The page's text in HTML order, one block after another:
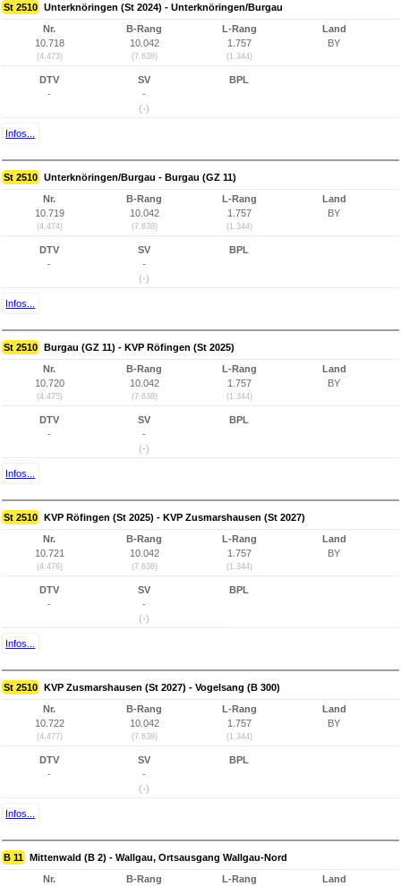
St 2510 Unterknöringen (St 2024) - Unterknöringen/Burgau
Nr.
10.718
(4.473)
B-Rang
10.042
(7.638)
L-Rang
1.757
(1.344)
Land
BY
DTV
-
SV
-
(-)
BPL
Infos...
St 2510 Unterknöringen/Burgau - Burgau (GZ 11)
Nr.
10.719
(4.474)
B-Rang
10.042
(7.638)
L-Rang
1.757
(1.344)
Land
BY
DTV
-
SV
-
(-)
BPL
Infos...
St 2510 Burgau (GZ 11) - KVP Röfingen (St 2025)
Nr.
10.720
(4.475)
B-Rang
10.042
(7.638)
L-Rang
1.757
(1.344)
Land
BY
DTV
-
SV
-
(-)
BPL
Infos...
St 2510 KVP Röfingen (St 2025) - KVP Zusmarshausen (St 2027)
Nr.
10.721
(4.476)
B-Rang
10.042
(7.638)
L-Rang
1.757
(1.344)
Land
BY
DTV
-
SV
-
(-)
BPL
Infos...
St 2510 KVP Zusmarshausen (St 2027) - Vogelsang (B 300)
Nr.
10.722
(4.477)
B-Rang
10.042
(7.638)
L-Rang
1.757
(1.344)
Land
BY
DTV
-
SV
-
(-)
BPL
Infos...
B 11 Mittenwald (B 2) - Wallgau, Ortsausgang Wallgau-Nord
Nr.
B-Rang
L-Rang
Land